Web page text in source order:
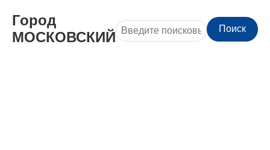
Город
МОСКОВСКИЙ
Поиск